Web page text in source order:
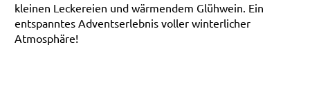
kleinen Leckereien und wärmendem Glühwein. Ein
entspanntes Adventserlebnis voller winterlicher
Atmosphäre!